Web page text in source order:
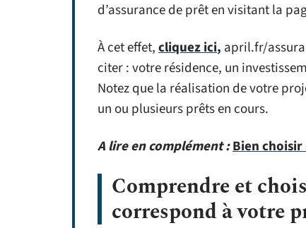
d’assurance de prêt en visitant la
À cet effet,cliquez ici, april.fr/
citer : votre résidence, un
Notez que la réalisation de votre
un ou plusieurs prêts en cours.
A lire en complément :Bien choisir
Comprendre et
correspond à votre